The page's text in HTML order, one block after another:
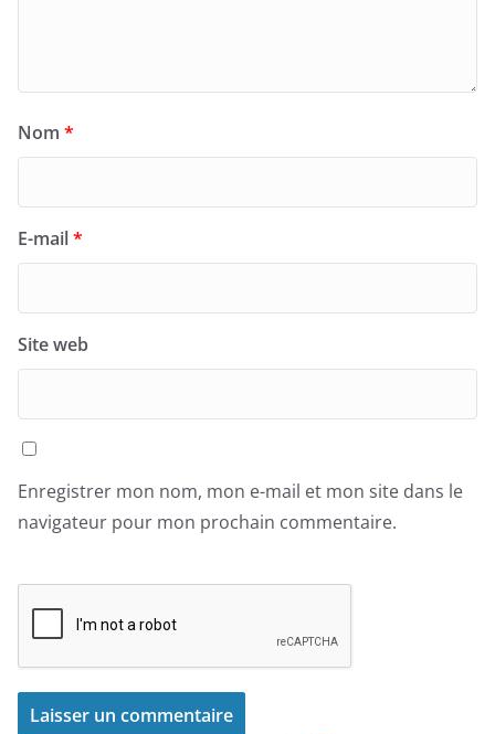
Nom *
E-mail*
Site web
Enregistrer mon nom, mon e-mail et mon site dans le
navigateur pour mon prochain commentaire.